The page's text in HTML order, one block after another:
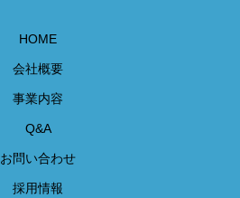
HOME
会社概要
事業内容
Q&A
お問い合わせ
採用情報